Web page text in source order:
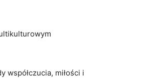
miłości⁢ i